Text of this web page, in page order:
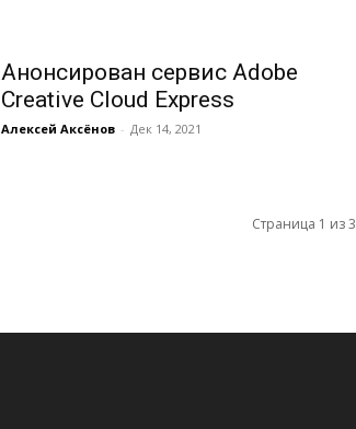
Анонсирован сервис Adobe
Creative Cloud Express
Алексей Аксёнов - Дек 14, 2021
Страница 1 из 3